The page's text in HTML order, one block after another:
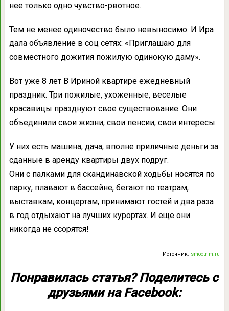
нее только одно чувство-рвотное.
Тем не менее одиночество было невыносимо. И Ира
дала объявление в соц сетях: «Приглашаю для
совместного дожития пожилую одинокую даму».
Вот уже 8 лет В Ириной квартире ежедневный
праздник. Три пожилые, ухоженные, веселые
красавицы празднуют свое существование. Они
объединили свои жизни, свои пенсии, свои интересы.
У них есть машина, дача, вполне приличные деньги за
сданные в аренду квартиры двух подруг.
Они с палками для скандинавской ходьбы носятся по
парку, плавают в бассейне, бегают по театрам,
выставкам, концертам, принимают гостей и два раза
в год отдыхают на лучших курортах. И еще они
никогда не ссорятся!
Источник: smootrim.ru
Понравилась статья? Поделитесь с
друзьями на Facebook: